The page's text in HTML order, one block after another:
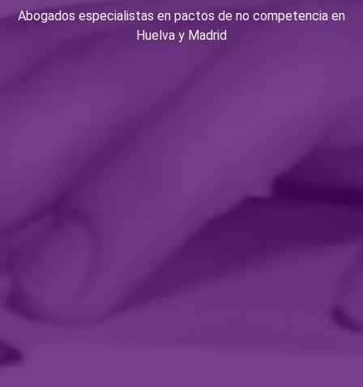
Abogados especialistas en pactos de no competencia en
Huelva y Madrid